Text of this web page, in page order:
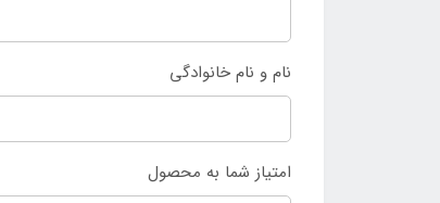
نام و نام خانوادگی
امتیاز شما به محصول